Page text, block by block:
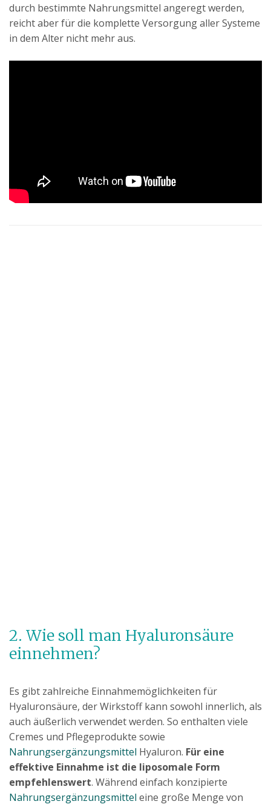
durch bestimmte Nahrungsmittel angeregt werden,
reicht aber für die komplette Versorgung aller Systeme
in dem Alter nicht mehr aus.
2. Wie soll man Hyaluronsäure
einnehmen?
Es gibt zahlreiche Einnahmemöglichkeiten für
Hyaluronsäure, der Wirkstoff kann sowohl innerlich, als
auch äußerlich verwendet werden. So enthalten viele
Cremes und Pflegeprodukte sowie
Nahrungsergänzungsmittel Hyaluron. Für eine
effektive Einnahme ist die liposomale Form
empfehlenswert. Während einfach konzipierte
Nahrungsergänzungsmittel eine große Menge von